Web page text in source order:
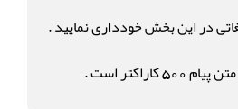
در این بخش خودداری نمایید .
است .